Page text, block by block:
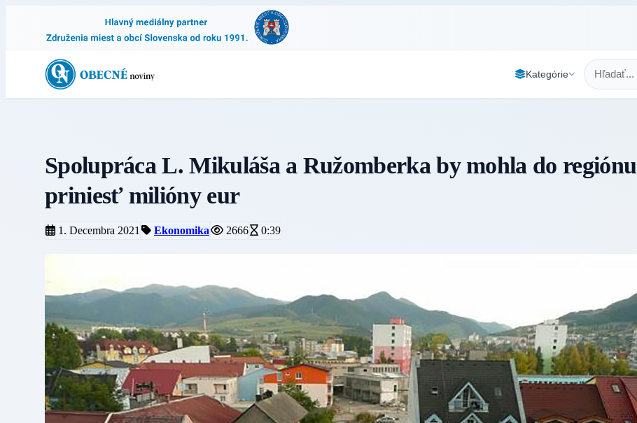
Kategórie
Spolupráca L. Mikuláša a Ružomberka by mohla do regiónu
priniesť milióny eur
1. Decembra 2021 Ekonomika 2666 0:39